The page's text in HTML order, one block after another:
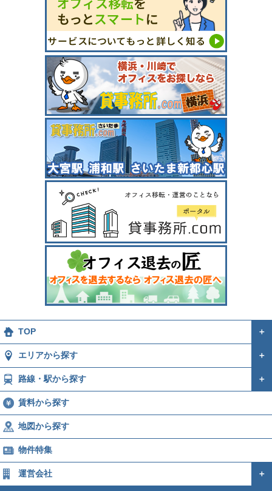
TOP ＋
エリアから探す ＋
路線・駅から探す ＋
賃料から探す
地図から探す
物件特集
運営会社 ＋